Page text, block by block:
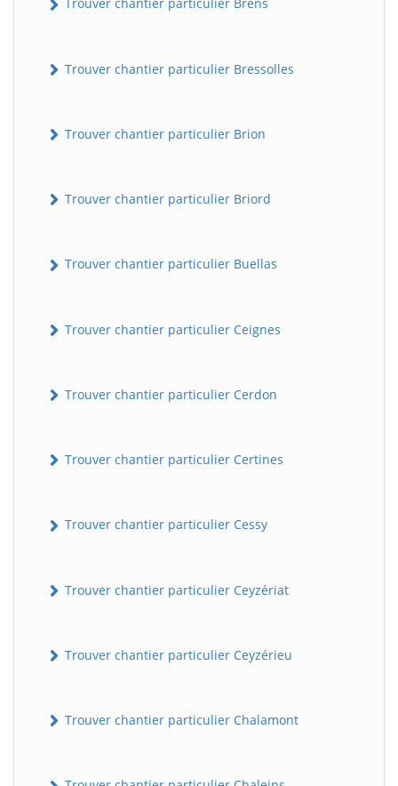
Trouver chantier particulier Bressolles
Trouver chantier particulier Brion
Trouver chantier particulier Briord
Trouver chantier particulier Buellas
Trouver chantier particulier Ceignes
Trouver chantier particulier Cerdon
Trouver chantier particulier Certines
Trouver chantier particulier Cessy
Trouver chantier particulier Ceyzériat
Trouver chantier particulier Ceyzérieu
Trouver chantier particulier Chalamont